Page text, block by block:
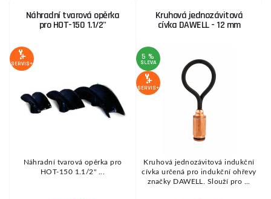
Náhradní tvarová opěrka
pro HOT-150 1.1/2"
SERVIS+
Náhradní tvarová opěrka pro
HOT-150 1.1/2" ...
Kruhová jednozávitová
cívka DAWELL - 12 mm
5 %
SLEVA
SERVIS+
Kruhová jednozávitová indukční
cívka určená pro indukční ohřevy
značky DAWELL. Slouží pro ...